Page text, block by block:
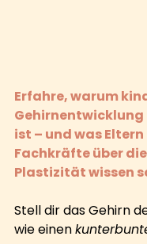
Erfahre, warum
ist – und was
Fachkräfte über
Plastizität wissen
Stell dir das Gehirn
wie einen